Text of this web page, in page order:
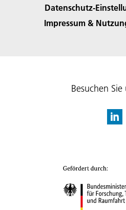
Datenschutz-
Impressum &
Besuchen